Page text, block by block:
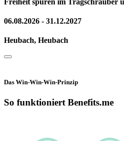
06.08.2026 - 31.12.2027
Heubach, Heubach
Das Win-Win-Win-Prinzip
So funktioniert Benefits.me